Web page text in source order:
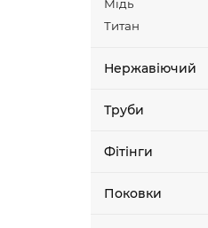
Мідь
Титан
Нержавіючий
Труби
Фітінги
Поковки